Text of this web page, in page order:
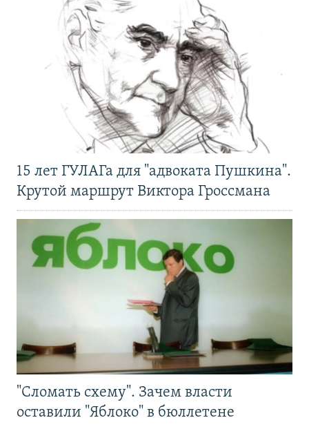
15 лет ГУЛАГа для "адвоката Пушкина".
Крутой маршрут Виктора Гроссмана
"Сломать схему". Зачем власти
оставили "Яблоко" в бюллетене